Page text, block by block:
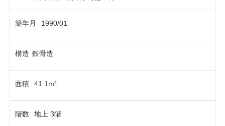
築年月 1990/01
構造 鉄骨造
面積 41.1m²
階数 地上 3階